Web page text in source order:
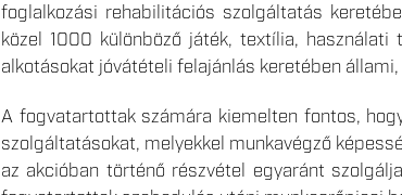
foglalkozási rehabilitációs szolgáltatás
közel 1000 különböző játék, textília,
alkotásokat jóvátételi felajánlás keretében
A fogvatartottak számára kiemelten fontos,
szolgáltatásokat, melyekkel munkavégző
az akcióban történő részvétel egyaránt